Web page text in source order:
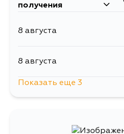
получения
8 августа
8 августа
Показать еще 3